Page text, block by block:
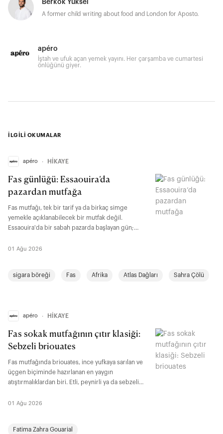
Berkok Yüksel
A former child writing about food and London for Aposto.
apéro
İştah ve ufuk açan yemek yayını. Her çarşamba ve cumartesi
önlüğünü giyer.
İLGİLİ OKUMALAR
apéro ∙ HİKAYE
Fas günlüğü: Essaouira’da
pazardan mutfağa
Fas mutfağı, tek bir tarif ya da birkaç simge
yemekle açıklanabilecek bir mutfak değil.
Essaouira'da bir sabah pazarda başlayan gün;
rutinlere kadarki küçük ayrıntılarla bunun nedenini
01 Ağu 2026
sigara böreği Fas Afrika Atlas Dağları Sahra Çölü
apéro ∙ HİKAYE
Fas sokak mutfağının çıtır klasiği:
Sebzeli briouates
Fas mutfağında briouates, ince yufkaya sarılan ve
üçgen biçiminde hazırlanan en yaygın
atıştırmalıklardan biri. Etli, peynirli ya da sebzeli
sofralarında, çay saatlerinde ve ramazan
yufkasıyla da benzer bir sonuç elde edilebiliyor.
01 Ağu 2026
Fatima Zahra Gouarial